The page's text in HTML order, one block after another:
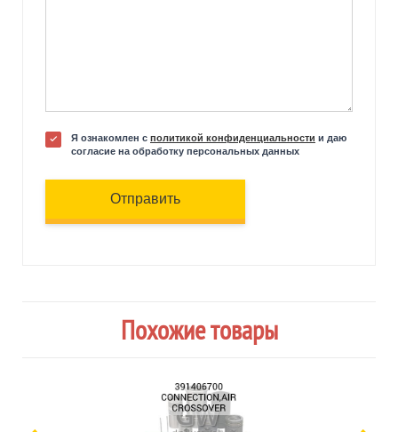
Я ознакомлен с политикой конфиденциальности и даю
согласие на обработку персональных данных
Отправить
Похожие товары